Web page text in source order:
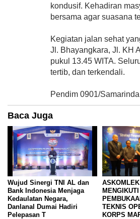
kondusif. Kehadiran
bersama agar suasana
Kegiatan jalan sehat
Jl. Bhayangkara, Jl. KH
pukul 13.45 WITA.
tertib, dan terkendali.
Pendim 0901/Samarinda
Baca Juga
Wujud Sinergi TNI AL dan
Bank Indonesia Menjaga
Kedaulatan Negara,
Danlanal Dumai Hadiri
Pelepasan T
TEKNIS
KORPS